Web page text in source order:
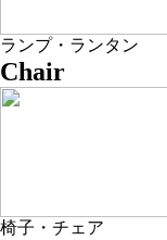
ランプ・ランタン
Chair
椅子・チェア